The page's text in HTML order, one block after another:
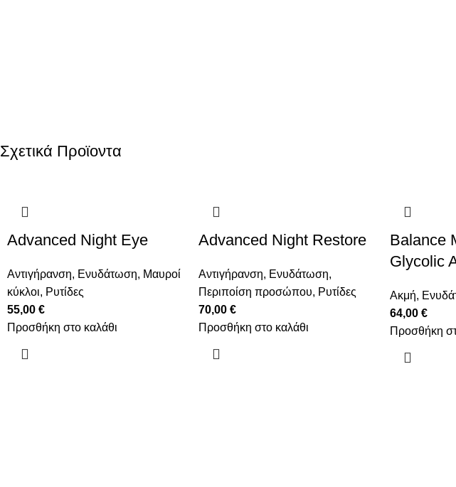
Σχετικά Προϊοντα
Advanced Night Eye
Αντιγήρανση, Ενυδάτωση, Μαυροί
κύκλοι, Ρυτίδες
55,00 €
Προσθήκη στο καλάθι
Advanced Night Restore
Αντιγήρανση, Ενυδάτωση,
Περιποίση προσώπου, Ρυτίδες
70,00 €
Προσθήκη στο καλάθι
Balance
Glycolic
Ακμή,
64,00 €
Προσθήκη